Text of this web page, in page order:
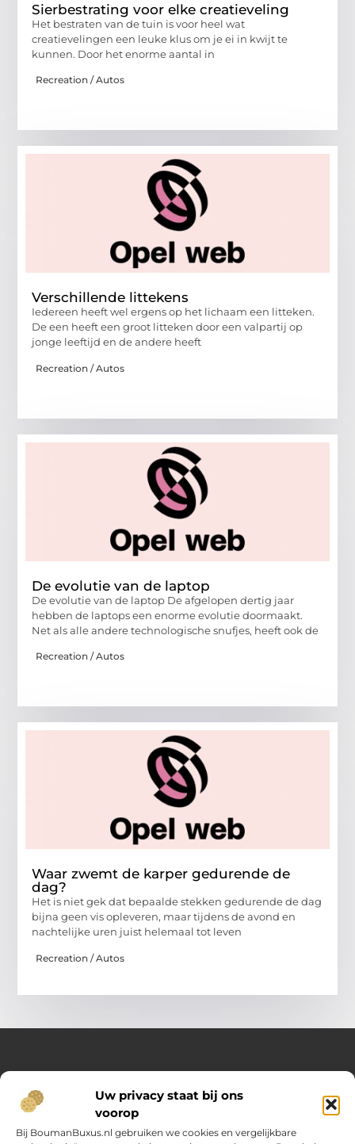
Uw privacy staat bij ons
voorop
Bij BoumanBuxus.nl gebruiken we cookies en vergelijkbare
Sierbestrating voor elke creatieveling
Het bestraten van de tuin is voor heel wat
creatievelingen een leuke klus om je ei in kwijt te
kunnen. Door het enorme aantal in
Recreation / Autos
Verschillende littekens
Iedereen heeft wel ergens op het lichaam een litteken.
De een heeft een groot litteken door een valpartij op
jonge leeftijd en de andere heeft
Recreation / Autos
De evolutie van de laptop
De evolutie van de laptop De afgelopen dertig jaar
hebben de laptops een enorme evolutie doormaakt.
Net als alle andere technologische snufjes, heeft ook de
Recreation / Autos
Waar zwemt de karper gedurende de
dag?
Het is niet gek dat bepaalde stekken gedurende de dag
bijna geen vis opleveren, maar tijdens de avond en
nachtelijke uren juist helemaal tot leven
Recreation / Autos
Over Opelweb
Jouw startpunt voor handige tips en inspirerende artikelen
Op Opelweb.nl vind je een gevarieerd aanbod aan blogs en
content die je helpen meer uit je dag te halen – van nuttige